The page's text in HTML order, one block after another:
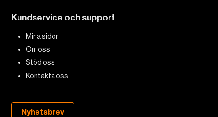
Kundservice och support
Mina sidor
Om oss
Stöd oss
Kontakta oss
Nyhetsbrev